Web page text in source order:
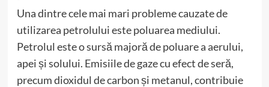
Una dintre cele mai mari probleme cauzate de
utilizarea petrolului este poluarea mediului.
Petrolul este o sursă majoră de poluare a aerului,
apei și solului. Emisiile de gaze cu efect de seră,
precum dioxidul de carbon și metanul, contribuie